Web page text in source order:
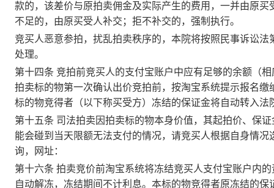
款的，该差价与原拍卖佣金及实际产生的费用，一并由原
不足的，由原买受人补交；拒不补交的，强制执行。
竞买人恶意参拍，扰乱拍卖秩序的，本院将按照民事诉讼法
处理。
第十四条 竞拍前竞买人的支付宝账户中应有足够的余额（
拍卖标的物第一次确认出价竞拍前，按淘宝系统提示报名缴
标的物竞得者（以下称买受方）冻结的保证金将自动转入
第十五条 司法拍卖因拍卖标的物本身价值，其起拍价、保
能会碰到当天限额无法支付的情况，请竞买人根据自身情
询，网址：
第十六条 拍卖竞价前淘宝系统将冻结竞买人支付宝账户内
自动解冻，冻结期间不计利息。本标的物竞得者原冻结的